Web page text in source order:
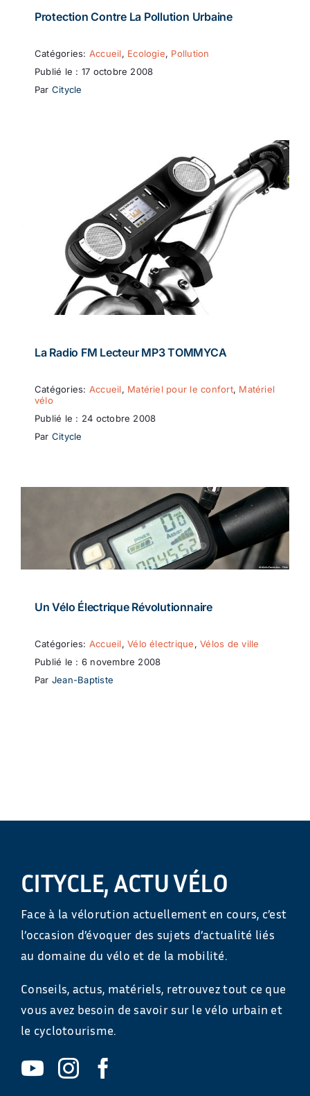
Protection Contre La Pollution Urbaine
Catégories: Accueil, Ecologie, Pollution
Publié le : 17 octobre 2008
Par Citycle
La Radio FM Lecteur MP3 TOMMYCA
Catégories: Accueil, Matériel pour le confort, Matériel
vélo
Publié le : 24 octobre 2008
Par Citycle
Un Vélo Électrique Révolutionnaire
Catégories: Accueil,Vélo électrique,Vélos de ville
Publié le : 6 novembre 2008
Par Jean-Baptiste
CITYCLE, ACTU VÉLO
Face à la vélorution actuellement en cours, c’est
l’occasion d’évoquer des sujets d’actualité liés
au domaine du vélo et de la mobilité.
Conseils, actus, matériels, retrouvez tout ce que
vous avez besoin de savoir sur le vélo urbain et
le cyclotourisme.